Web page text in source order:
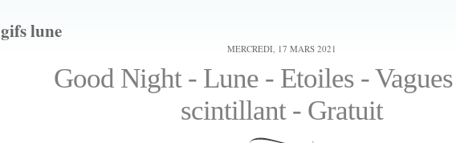
gifs lune
MERCREDI, 17 MARS 2021
Good Night - Lune - Etoiles -
scintillant - Gratuit